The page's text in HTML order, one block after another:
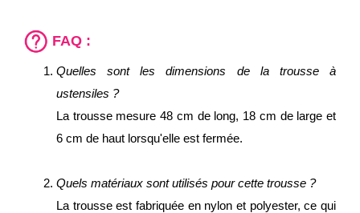
FAQ :
Quelles sont les dimensions de la trousse à
ustensiles ?
La trousse mesure 48 cm de long, 18 cm de large et
6 cm de haut lorsqu'elle est fermée.
Quels matériaux sont utilisés pour cette trousse ?
La trousse est fabriquée en nylon et polyester, ce qui